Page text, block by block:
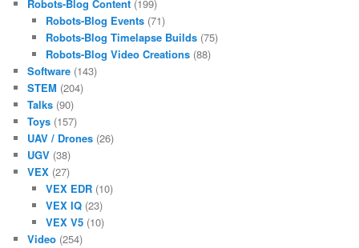
Robots-Blog Content (199)
Robots-Blog Events(71)
Robots-Blog Timelapse Builds(75)
Robots-Blog Video Creations(88)
Software (143)
STEM (204)
Talks (90)
Toys (157)
UAV / Drones (26)
UGV (38)
VEX (27)
VEX EDR(10)
VEX IQ(23)
VEX V5(10)
Video (254)